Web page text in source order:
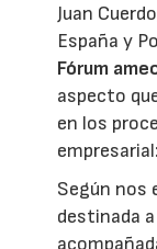
Juan
España y
Fórum
aspecto
en los
Según nos
destinada